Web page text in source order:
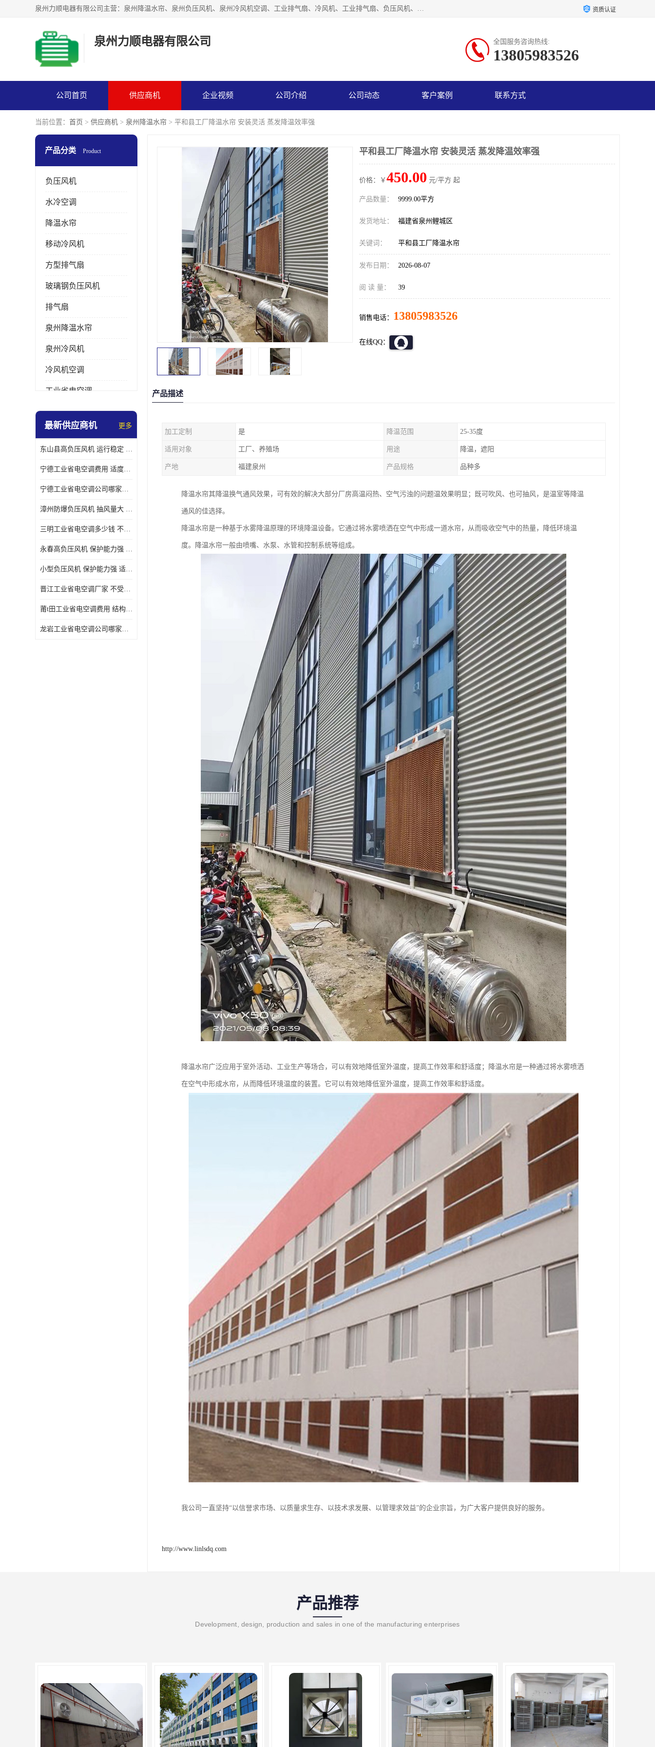
泉州力顺电器有限公司主营：泉州降温水帘、泉州负压风机、泉州冷风机空调、工业排气扇、冷风机、工业排气扇、负压风机、负压风机、水冷空调、降温水帘等产品。为用户解决了通风、降温、除味、除尘等难题，其环保、节能的理念与用户的实践检验结果相吻合，赢得了广大客户的信誉和青睐。 资质认证
泉州力顺电器有限公司 全国服务咨询热线:
13805983526
公司首页 供应商机 企业视频 公司介绍 公司动态 客户案例 联系方式
当前位置： 首页 > 供应商机 > 泉州降温水帘 > 平和县工厂降温水帘 安装灵活 蒸发降温效率强
产品分类 Product
负压风机
水冷空调
降温水帘
移动冷风机
方型排气扇
玻璃钢负压风机
排气扇
泉州降温水帘
泉州冷风机
冷风机空调
工业省电空调
工业大吊扇
最新供应商机 更多
东山县高负压风机 运行稳定 耐高温 防腐蚀
宁德工业省电空调费用 适度较高 节省占用空间
宁德工业省电空调公司哪家好 适度较高 结构紧凑 美观
漳州防爆负压风机 抽风量大 通风降温效果好
三明工业省电空调多少钱 不受管长限制 保持空气湿润
永春高负压风机 保护能力强 体积大 风道大
小型负压风机 保护能力强 适用面积广
晋江工业省电空调厂家 不受管长限制 节省占用空间
莆t田工业省电空调费用 结构紧凑 美观 能耗低 噪音小
龙岩工业省电空调公司哪家好 适应性强 维护简单
平和县工厂降温水帘 安装灵活 蒸发降温效率强
价格：￥ 450.00 元/平方 起
产品数量： 9999.00平方
发货地址： 福建省泉州鲤城区
关键词： 平和县工厂降温水帘
发布日期： 2026-08-07
阅 读 量： 39
销售电话： 13805983526
在线QQ：
产品描述
加工定制 是 降温范围 25-35度
适用对象 工厂、养殖场 用途 降温，遮阳
产地 福建泉州 产品规格 品种多
降温水帘其降温换气通风效果，可有效的解决大部分厂房高温闷热、空气污浊的问题温效果明显；既可吹风、也可抽风，是温室等降温
通风的佳选择。
降温水帘是一种基于水雾降温原理的环境降温设备。它通过将水雾喷洒在空气中形成一道水帘，从而吸收空气中的热量，降低环境温
度。降温水帘一般由喷嘴、水泵、水管和控制系统等组成。
降温水帘广泛应用于室外活动、工业生产等场合，可以有效地降低室外温度，提高工作效率和舒适度；降温水帘是一种通过将水雾喷洒
在空气中形成水帘，从而降低环境温度的装置。它可以有效地降低室外温度，提高工作效率和舒适度。
我公司一直坚持“以信誉求市场、以质量求生存、以技术求发展、以管理求效益”的企业宗旨，为广大客户提供良好的服务。
http://www.linlsdq.com
产品推荐
Development, design, production and sales in one of the manufacturing enterprises